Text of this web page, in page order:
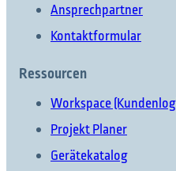
Ansprechpartner
Kontaktformular
Ressourcen
Workspace
Projekt Planer
Gerätekatalog